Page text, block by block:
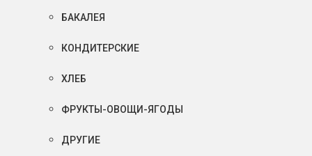
БАКАЛЕЯ
КОНДИТЕРСКИЕ
ХЛЕБ
ФРУКТЫ-ОВОЩИ-ЯГОДЫ
ДРУГИЕ